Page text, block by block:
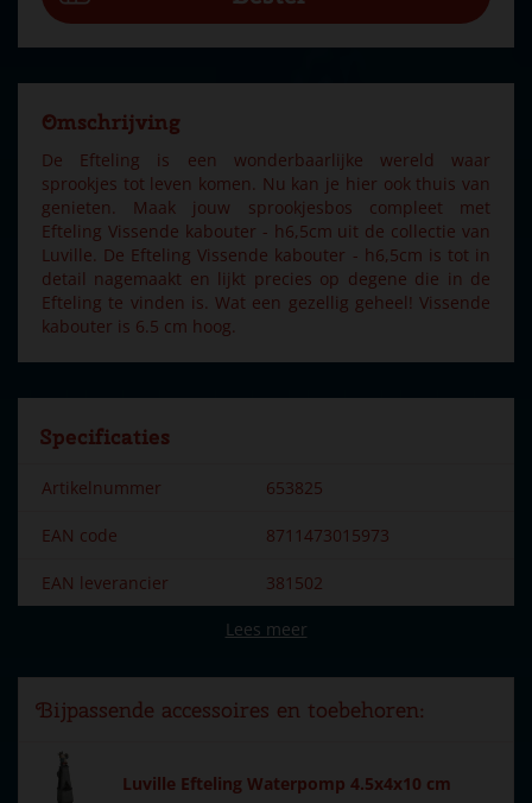
Omschrijving
De Efteling is een wonderbaarlijke wereld waar
sprookjes tot leven komen. Nu kan je hier ook thuis van
genieten. Maak jouw sprookjesbos compleet met
Efteling Vissende kabouter - h6,5cm uit de collectie van
Luville. De Efteling Vissende kabouter - h6,5cm is tot in
detail nagemaakt en lijkt precies op degene die in de
Efteling te vinden is. Wat een gezellig geheel! Vissende
kabouter is 6.5 cm hoog.
Specificaties
Artikelnummer 653825
EAN code 8711473015973
EAN leverancier 381502
Efteling
Dorpsnaam Efteling
Locatie EF-22-G
Soort Mens & dier
Lees meer
Bijpassende accessoires en toebehoren:
Luville Efteling Waterpomp 4.5x4x10 cm